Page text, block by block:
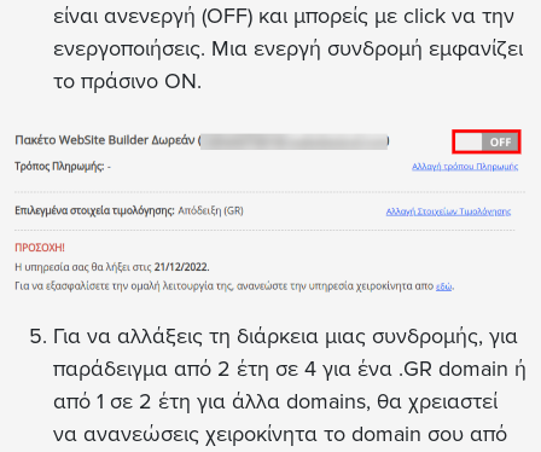
είναι ανενεργή (OFF) και μπορείς με click να την
ενεργοποιήσεις. Μια ενεργή συνδρομή εμφανίζει
το πράσινο ON.
Για να αλλάξεις τη διάρκεια μιας συνδρομής, για
παράδειγμα από 2 έτη σε 4 για ένα .GR domain ή
από 1 σε 2 έτη για άλλα domains, θα χρειαστεί
να ανανεώσεις χειροκίνητα το domain σου από